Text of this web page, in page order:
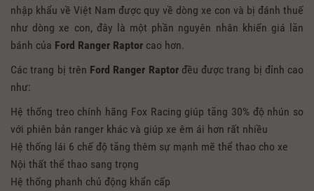
nhập khẩu về Việt Nam được quy về dòng xe con và bị đánh thuế
như dòng xe con, đây là một phần nguyên nhân khiến giá lăn
bánh của Ford Ranger Raptor cao hơn.
Các trang bị trên Ford Ranger Raptorđều được trang bị đỉnh cao
như:
Hệ thống treo chính hãng Fox Racing giúp tăng 30% độ nhún so
với phiên bản ranger khác và giúp xe êm ái hơn rất nhiều
Hệ thống lái 6 chế độ tăng thêm sự mạnh mẽ thể thao cho xe
Nội thất thể thao sang trọng
Hệ thống phanh chủ động khẩn cấp